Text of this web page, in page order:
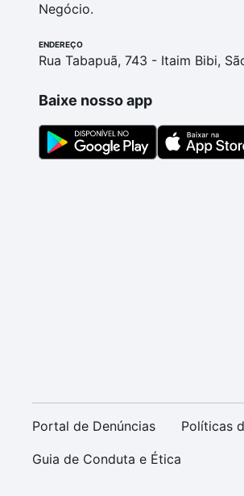
Negócio.
ENDEREÇO
Rua Tabapuã, 743 - Itaim Bibi,
Baixe nosso app
Portal de Denúncias Políticas
Guia de Conduta e Ética